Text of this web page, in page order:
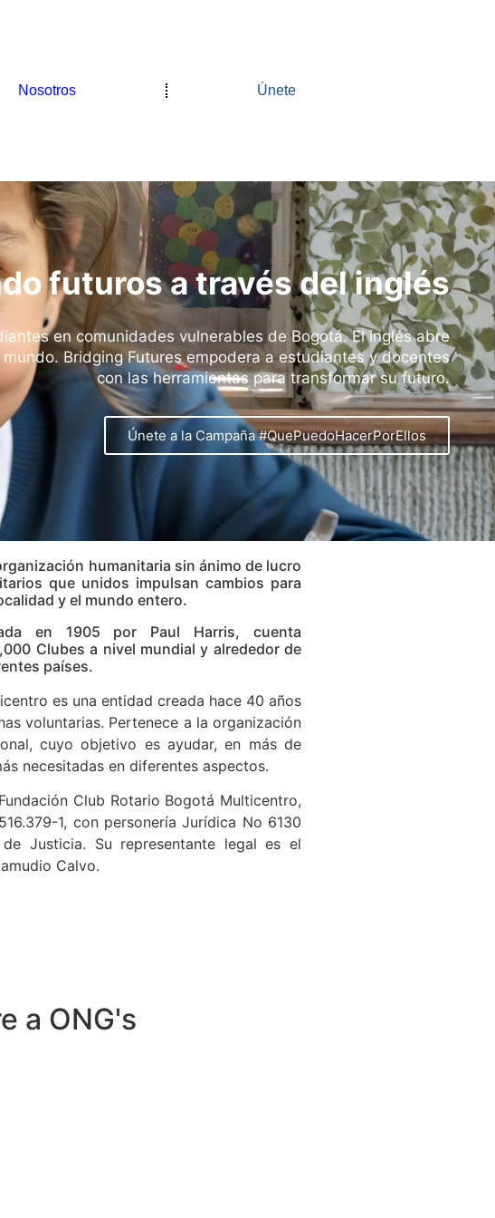
Nosotros Únete
futuros a través del inglés
en comunidades vulnerables de Bogotá. El inglés abre
Bridging Futures empodera a estudiantes y docentes
con las herramientas para transformar su futuro.
Únete a la Campaña #QuePuedoHacerPorEllos
humanitaria sin ánimo de lucro
que unidos impulsan cambios para
y el mundo entero.
en 1905 por Paul Harris, cuenta
Clubes a nivel mundial y alrededor de
países.
es una entidad creada hace 40 años
voluntarias. Pertenece a la organización
cuyo objetivo es ayudar, en más de
necesitadas en diferentes aspectos.
Club Rotario Bogotá Multicentro,
1, con personería Jurídica No 6130
Justicia. Su representante legal es el
Calvo.
a ONG's